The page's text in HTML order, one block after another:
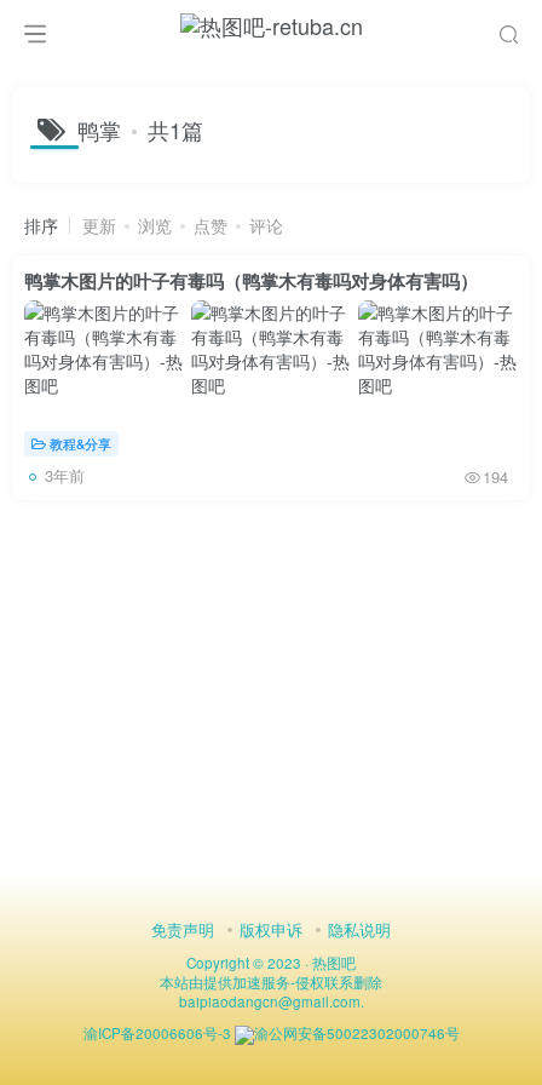
鸭掌 共1篇
排序 更新 浏览 点赞 评论
鸭掌木图片的叶子有毒吗（鸭掌木有毒吗对身体有害吗）
教程&分享
3年前 194
免责声明 版权申诉 隐私说明
Copyright © 2023 ·热图吧
本站由提供加速服务-侵权联系删除
baipiaodangcn@gmail.com.
渝ICP备20006606号-3
渝公网安备50022302000746号